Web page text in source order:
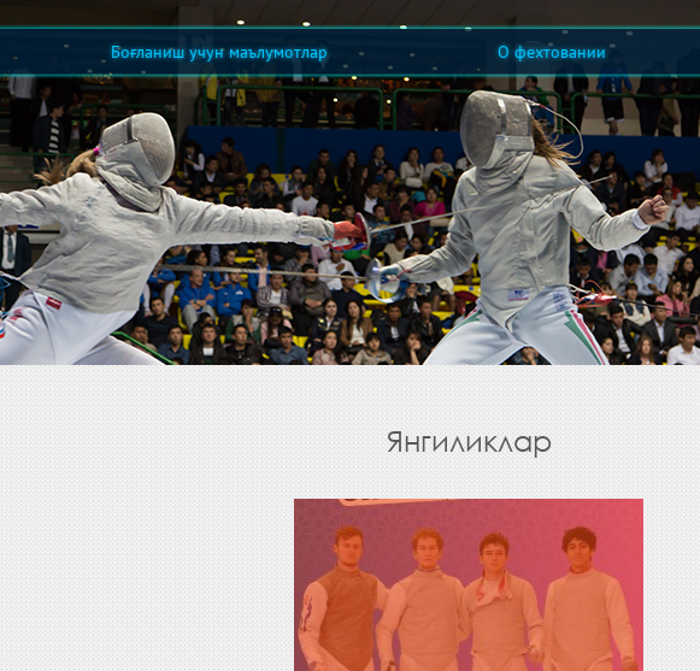
Боғланиш учун маълумотлар О фехтовании
Янгиликлар